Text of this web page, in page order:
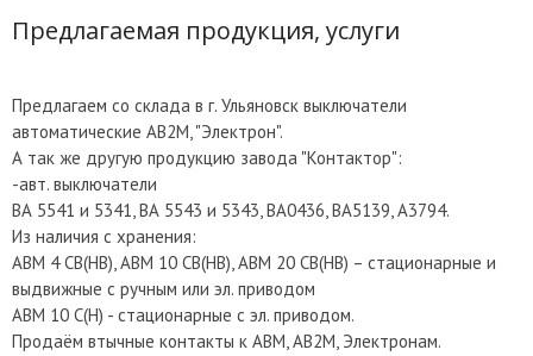
Предлагаемая продукция, услуги
Предлагаем со склада в г. Ульяновск выключатели
автоматические АВ2М, "Электрон".
А так же другую продукцию завода "Контактор":
-авт. выключатели
ВА 5541 и 5341, ВА 5543 и 5343, ВА0436, ВА5139, А3794.
Из наличия с хранения:
АВМ 4 СВ(НВ), АВМ 10 СВ(НВ), АВМ 20 СВ(НВ) – стационарные и
выдвижные с ручным или эл. приводом
АВМ 10 С(Н) - стационарные с эл. приводом.
Продаём втычные контакты к АВМ, АВ2М, Электронам.